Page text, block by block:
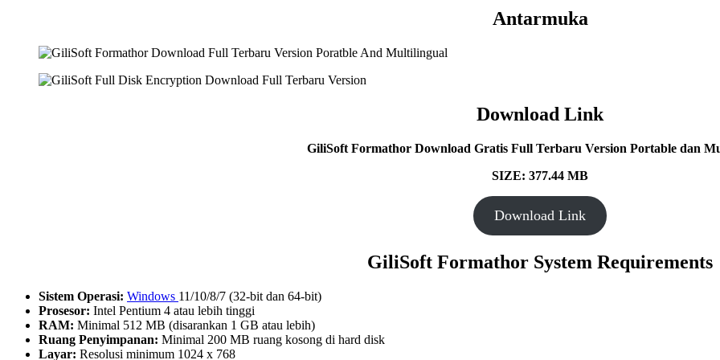
Antarmuka
Download Link
GiliSoft Formathor Download Gratis Full Terbaru Version Portable dan
SIZE: 377.44 MB
Download Link
GiliSoft Formathor System Requirements
Sistem Operasi: Windows 11/10/8/7 (32-bit dan 64-bit)
Prosesor: Intel Pentium 4 atau lebih tinggi
RAM: Minimal 512 MB (disarankan 1 GB atau lebih)
Ruang Penyimpanan: Minimal 200 MB ruang kosong di hard disk
Layar: Resolusi minimum 1024 x 768